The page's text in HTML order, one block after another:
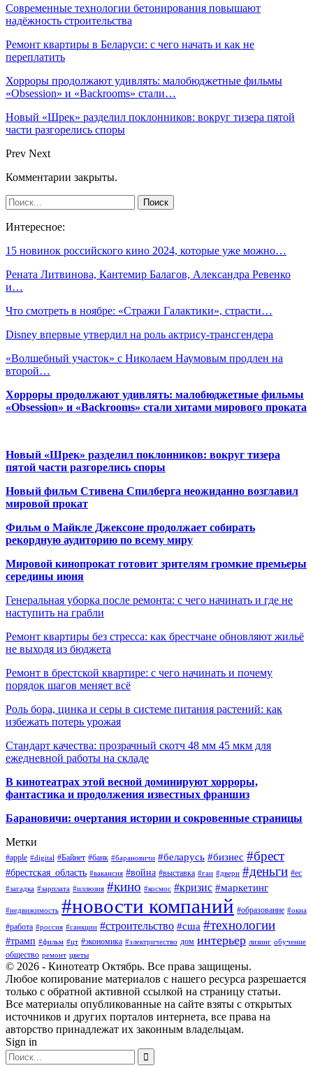
Современные технологии бетонирования повышают
надёжность строительства
Ремонт квартиры в Беларуси: с чего начать и как не
переплатить
Хорроры продолжают удивлять: малобюджетные фильмы
«Obsession» и «Backrooms» стали…
Новый «Шрек» разделил поклонников: вокруг тизера пятой
части разгорелись споры
Prev Next
Комментарии закрыты.
Интересное:
15 новинок российского кино 2024, которые уже можно…
Рената Литвинова, Кантемир Балагов, Александра Ревенко
и…
Что смотреть в ноябре: «Стражи Галактики», страсти…
Disney впервые утвердил на роль актрису-трансгендера
«Волшебный участок» с Николаем Наумовым продлен на
второй…
Хорроры продолжают удивлять: малобюджетные фильмы
«Obsession» и «Backrooms» стали хитами мирового проката
Новый «Шрек» разделил поклонников: вокруг тизера
пятой части разгорелись споры
Новый фильм Стивена Спилберга неожиданно возглавил
мировой прокат
Фильм о Майкле Джексоне продолжает собирать
рекордную аудиторию по всему миру
Мировой кинопрокат готовит зрителям громкие премьеры
середины июня
Генеральная уборка после ремонта: с чего начинать и где не
наступить на грабли
Ремонт квартиры без стресса: как брестчане обновляют жильё
не выходя из бюджета
Ремонт в брестской квартире: с чего начинать и почему
порядок шагов меняет всё
Роль бора, цинка и серы в системе питания растений: как
избежать потерь урожая
Стандарт качества: прозрачный скотч 48 мм 45 мкм для
ежедневной работы на складе
В кинотеатрах этой весной доминируют хорроры,
фантастика и продолжения известных франшиз
Барановичи: очертания истории и сокровенные страницы
Метки
#apple #digital #Байнет #банк #барановичи #беларусь #бизнес #брест
#брестская_область #вакансия #война #выставка #гаи #двери #деньги #ес
#загадка #зарплата #иллюзия #кино #космос #кризис #маркетинг
#недвижимость #новости компаний #образование #окна
#работа #россия #санкции #строительство #сша #технологии
#трамп #фильм #цт #экономика #электричество дом интерьер лизинг обучение
общество ремонт цветы
© 2026 - Кинотеатр Октябрь. Все права защищены.
Любое копирование материалов с нашего ресурса разрешается
только с обратной активной ссылкой на страницу статьи.
Все материалы опубликованные на сайте взяты с открытых
источников и других порталов интернета, все права на
авторство принадлежат их законным владельцам.
Sign in